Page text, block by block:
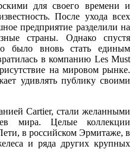
для своего времени и
После ухода всех
предприятие разделили на
страны. Однако спустя
было вновь стать единым
в компанию Les Must
на мировом рынке.
удивлять публику своими
Cartier, стали желанными
мира. Целые коллекции
в российском Эрмитаже, в
и ряда других крупных